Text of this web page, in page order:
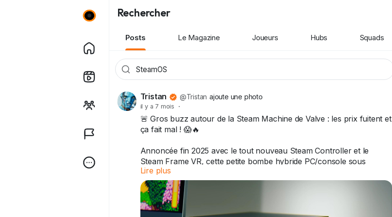
Rechercher
Posts Le Magazine Joueurs Hubs Squads
Tristan @Tristan ajoute une photo
il y a 7 mois ·
🚨 Gros buzz autour de la Steam Machine de Valve : les prix fuitent et
ça fait mal ! 😱🔥
Annoncée fin 2025 avec le tout nouveau Steam Controller et le
Steam Frame VR, cette petite bombe hybride PC/console sous
SteamOS promet de transformer votre salon en véritable QG gaming.
Sortie prévue début 2026, upgradable sur certains points et ultra-
puissante… mais à quel prix ?
La fuite qui secoue la toile (via des revendeurs tchèques comme
Lire plus